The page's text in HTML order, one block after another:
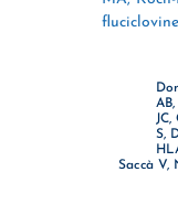
S,
Saccà V,